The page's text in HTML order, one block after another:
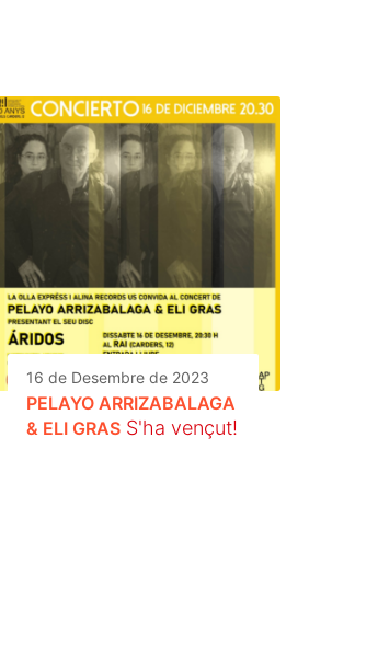
16 de Desembre de 2023
PELAYO ARRIZABALAGA
& ELI GRAS S'ha vençut!